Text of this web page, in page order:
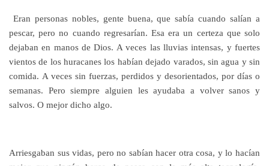
Eran personas nobles, gente buena, que sabía cuando salían a
pescar, pero no cuando regresarían. Esa era un certeza que solo
dejaban en manos de Dios. A veces las lluvias intensas, y fuertes
vientos de los huracanes los habían dejado varados, sin agua y sin
comida. A veces sin fuerzas, perdidos y desorientados, por días o
semanas. Pero siempre alguien les ayudaba a volver sanos y
salvos. O mejor dicho algo.
Arriesgaban sus vidas, pero no sabían hacer otra cosa, y lo hacían